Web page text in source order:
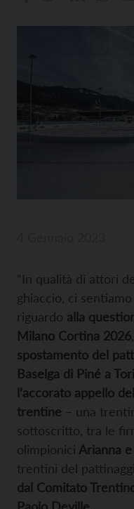
“In qualità di attori
ghiaccio, ci
riguardo alla
Milano Cortina 2026
spostamento del
Baselga di Piné a
l’accorato appello
trentine – una
sottoscritto, tra le
olimpionici Arianna
trentini del
dal Comitato